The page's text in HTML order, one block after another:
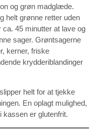
og grøn madglæde.
helt grønne retter uden
45 minutter at lave og
sager. Grøntsagerne
kerner, friske
krydderiblandinger
helt for at tjekke
En oplagt mulighed,
kassen er glutenfrit.